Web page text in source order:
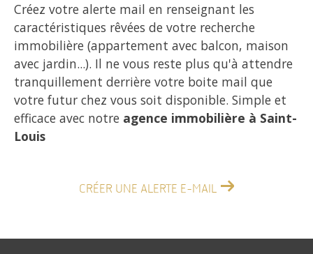
Créez votre alerte mail en renseignant les
caractéristiques rêvées de votre recherche
immobilière (appartement avec balcon, maison
avec jardin...). Il ne vous reste plus qu'à attendre
tranquillement derrière votre boite mail que
votre futur chez vous soit disponible. Simple et
efficace avec notre agence immobilière à Saint-
Louis
CRÉER UNE ALERTE E-MAIL